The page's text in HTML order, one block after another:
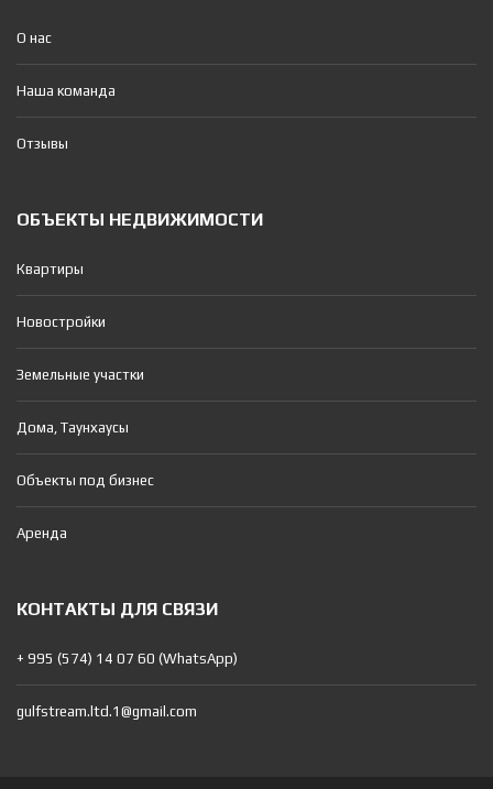
О нас
Наша команда
Отзывы
ОБЪЕКТЫ НЕДВИЖИМОСТИ
Квартиры
Новостройки
Земельные участки
Дома, Таунхаусы
Объекты под бизнес
Аренда
КОНТАКТЫ ДЛЯ СВЯЗИ
+ 995 (574) 14 07 60 (WhatsApp)
gulfstream.ltd.1@gmail.com